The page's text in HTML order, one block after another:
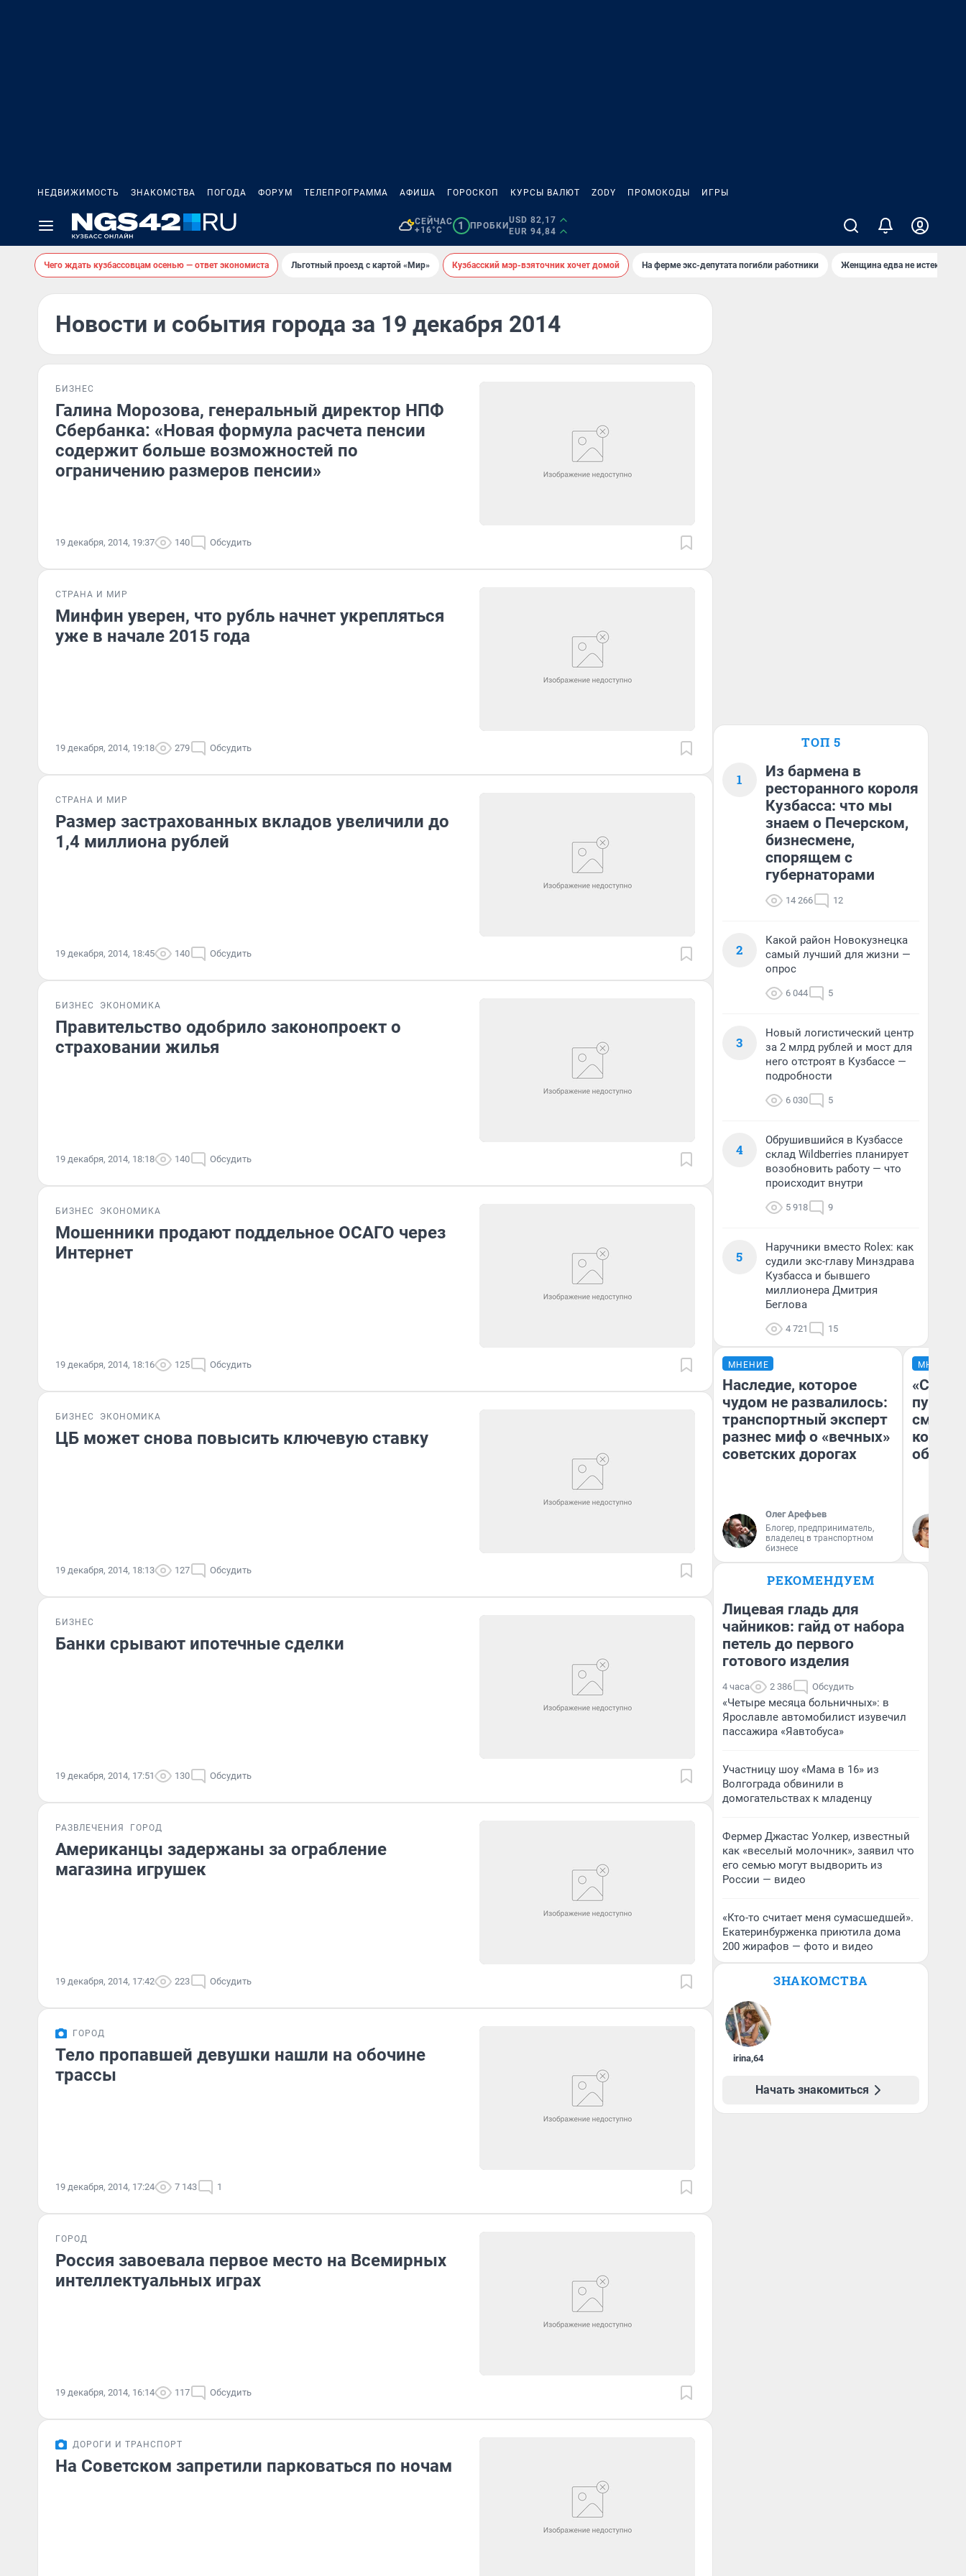
НЕДВИЖИМОСТЬ ЗНАКОМСТВА ПОГОДА ФОРУМ ТЕЛЕПРОГРАММА АФИША ГОРОСКОП КУРСЫ ВАЛЮТ ZODY ПРОМОКОДЫ ИГРЫ
СЕЙЧАС
+16°C
1 ПРОБКИ
USD 82,17
EUR 94,84
Чего ждать кузбассовцам осенью — ответ экономиста Льготный проезд с картой «Мир» Кузбасский мэр-взяточник хочет домой На ферме экс-депутата погибли работники Женщина едва не истекла
Новости и события города за 19 декабря 2014
БИЗНЕС
Галина Морозова, генеральный директор НПФ
Сбербанка: «Новая формула расчета пенсии
содержит больше возможностей по
ограничению размеров пенсии»
19 декабря, 2014, 19:37 140 Обсудить
СТРАНА И МИР
Минфин уверен, что рубль начнет укрепляться
уже в начале 2015 года
19 декабря, 2014, 19:18 279 Обсудить
СТРАНА И МИР
Размер застрахованных вкладов увеличили до
1,4 миллиона рублей
19 декабря, 2014, 18:45 140 Обсудить
БИЗНЕС ЭКОНОМИКА
Правительство одобрило законопроект о
страховании жилья
19 декабря, 2014, 18:18 140 Обсудить
БИЗНЕС ЭКОНОМИКА
Мошенники продают поддельное ОСАГО через
Интернет
19 декабря, 2014, 18:16 125 Обсудить
БИЗНЕС ЭКОНОМИКА
ЦБ может снова повысить ключевую ставку
19 декабря, 2014, 18:13 127 Обсудить
БИЗНЕС
Банки срывают ипотечные сделки
19 декабря, 2014, 17:51 130 Обсудить
РАЗВЛЕЧЕНИЯ ГОРОД
Американцы задержаны за ограбление
магазина игрушек
19 декабря, 2014, 17:42 223 Обсудить
ГОРОД
Тело пропавшей девушки нашли на обочине
трассы
19 декабря, 2014, 17:24 7 143 1
ГОРОД
Россия завоевала первое место на Всемирных
интеллектуальных играх
19 декабря, 2014, 16:14 117 Обсудить
ДОРОГИ И ТРАНСПОРТ
На Советском запретили парковаться по ночам
ТОП 5
1
Из бармена в
ресторанного короля
Кузбасса: что мы
знаем о Печерском,
бизнесмене,
спорящем с
губернаторами
14 266 12
2
Какой район Новокузнецка
самый лучший для жизни —
опрос
6 044 5
3
Новый логистический центр
за 2 млрд рублей и мост для
него отстроят в Кузбассе —
подробности
6 030 5
4
Обрушившийся в Кузбассе
склад Wildberries планирует
возобновить работу — что
происходит внутри
5 918 9
5
Наручники вместо Rolex: как
судили экс-главу Минздрава
Кузбасса и бывшего
миллионера Дмитрия
Беглова
4 721 15
МНЕНИЕ
Наследие, которое
чудом не развалилось:
транспортный эксперт
разнес миф о «вечных»
советских дорогах
Олег Арефьев
Блогер, предприниматель,
владелец в транспортном
бизнесе
МНЕНИЕ
РЕКОМЕНДУЕМ
Лицевая гладь для
чайников: гайд от набора
петель до первого
готового изделия
4 часа 2 386 Обсудить
«Четыре месяца больничных»: в
Ярославле автомобилист изувечил
пассажира «Яавтобуса»
Участницу шоу «Мама в 16» из
Волгограда обвинили в
домогательствах к младенцу
Фермер Джастас Уолкер, известный
как «веселый молочник», заявил что
его семью могут выдворить из
России — видео
«Кто-то считает меня сумасшедшей».
Екатеринбурженка приютила дома
200 жирафов — фото и видео
ЗНАКОМСТВА
irina,64
Начать знакомиться